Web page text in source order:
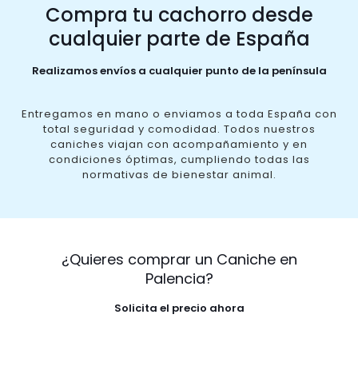
Compra tu cachorro desde
cualquier parte de España
Realizamos envíos a cualquier punto de la península
Entregamos en mano o enviamos a toda España con
total seguridad y comodidad. Todos nuestros
caniches viajan con acompañamiento y en
condiciones óptimas, cumpliendo todas las
normativas de bienestar animal.
¿Quieres comprar un Caniche en
Palencia?
Solicita el precio ahora